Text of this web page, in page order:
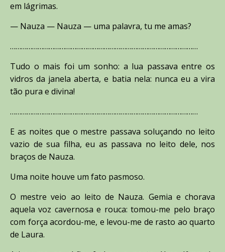
em lágrimas.
— Nauza — Nauza — uma palavra, tu me amas?
…………………………………………………………………………………………
Tudo o mais foi um sonho: a lua passava entre os
vidros da janela aberta, e batia nela: nunca eu a vira
tão pura e divina!
…………………………………………………………………………………………
E as noites que o mestre passava soluçando no leito
vazio de sua filha, eu as passava no leito dele, nos
braços de Nauza.
Uma noite houve um fato pasmoso.
O mestre veio ao leito de Nauza. Gemia e chorava
aquela voz cavernosa e rouca: tomou-me pelo braço
com força acordou-me, e levou-me de rasto ao quarto
de Laura.